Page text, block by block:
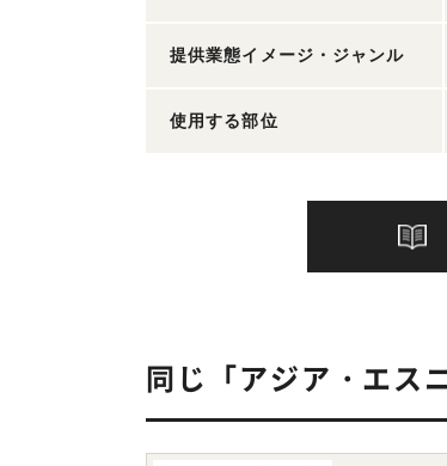
提供業態イメージ・ジャンル
使用する部位
同じ「アジア・エス